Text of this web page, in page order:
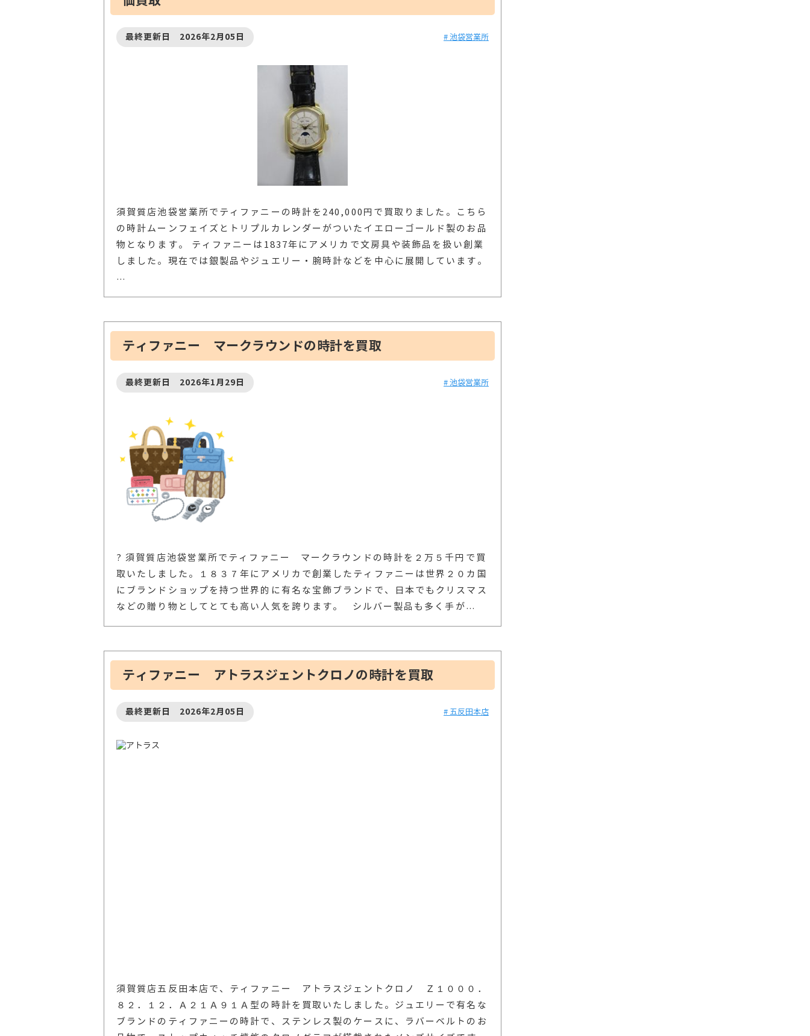
最終更新日 2026年2月05日 # 池袋営業所
須賀質店池袋営業所でティファニーの時計を240,000円で買取りました。こちら
の時計ムーンフェイズとトリプルカレンダーがついたイエローゴールド製のお品
物となります。 ティファニーは1837年にアメリカで文房具や装飾品を扱い創業
しました。現在では銀製品やジュエリー・腕時計などを中心に展開しています。
…
ティファニー マークラウンドの時計を買取
最終更新日 2026年1月29日 # 池袋営業所
? 須賀質店池袋営業所でティファニー マークラウンドの時計を２万５千円で買
取いたしました。１８３７年にアメリカで創業したティファニーは世界２０カ国
にブランドショップを持つ世界的に有名な宝飾ブランドで、日本でもクリスマス
などの贈り物としてとても高い人気を誇ります。 シルバー製品も多く手が…
ティファニー アトラスジェントクロノの時計を買取
最終更新日 2026年2月05日 # 五反田本店
須賀質店五反田本店で、ティファニー アトラスジェントクロノ Ｚ１０００．
８２．１２．Ａ２１Ａ９１Ａ型の時計を買取いたしました。ジュエリーで有名な
ブランドのティファニーの時計で、ステンレス製のケースに、ラバーベルトのお